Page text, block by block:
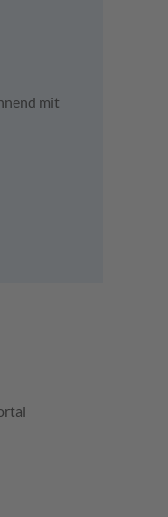
mit